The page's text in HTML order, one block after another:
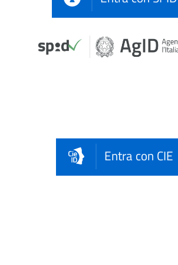
Entra con CIE